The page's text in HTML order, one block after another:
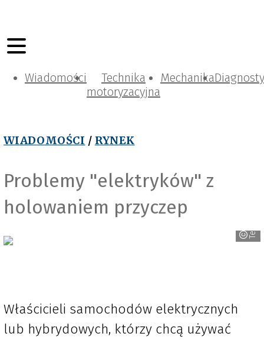
Wiadomości
Technika
motoryzacyjna
Mechanika
WIADOMOŚCI / RYNEK
Problemy "elektryków" z
holowaniem przyczep
Tesla
Właścicieli samochodów elektrycznych
lub hybrydowych, którzy chcą używać